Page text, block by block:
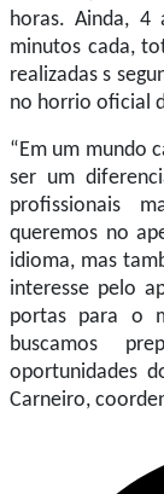
horas. Ainda, 4
minutos cada,
realizadas s
no horrio oficial
“Em um mundo
ser um
profissionais
queremos no
idioma, mas
interesse pelo
portas para o
buscamos
oportunidades
Carneiro,